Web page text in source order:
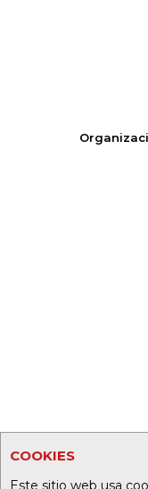
COOKIES
Este sitio web usa